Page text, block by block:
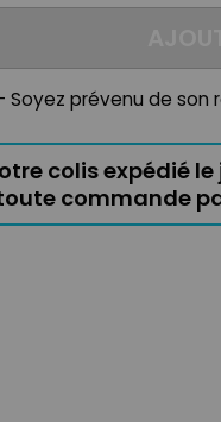
Soyez prévenu de son
colis expédié
commande